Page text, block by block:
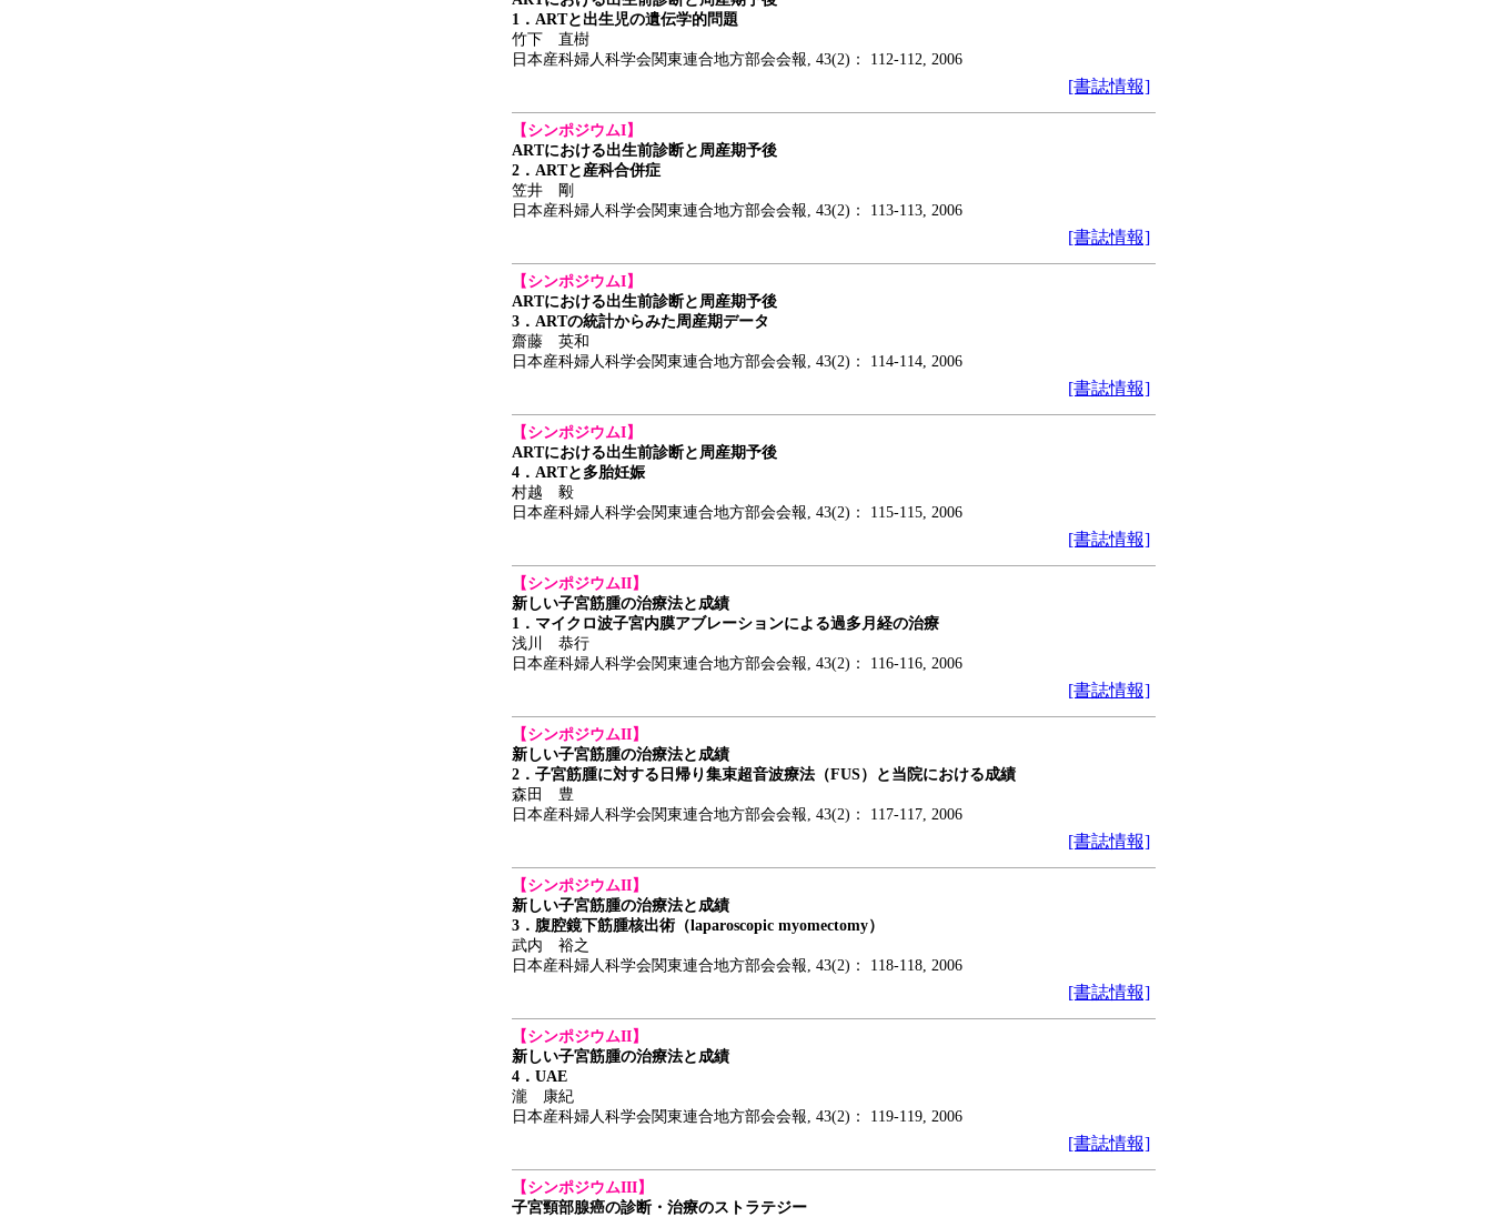
1．ARTと出生児の遺伝学的問題
竹下 直樹
日本産科婦人科学会関東連合地方部会会報, 43(2)： 112-112, 2006
[書誌情報]
【シンポジウムI】
ARTにおける出生前診断と周産期予後
2．ARTと産科合併症
笠井 剛
日本産科婦人科学会関東連合地方部会会報, 43(2)： 113-113, 2006
[書誌情報]
【シンポジウムI】
ARTにおける出生前診断と周産期予後
3．ARTの統計からみた周産期データ
齋藤 英和
日本産科婦人科学会関東連合地方部会会報, 43(2)： 114-114, 2006
[書誌情報]
【シンポジウムI】
ARTにおける出生前診断と周産期予後
4．ARTと多胎妊娠
村越 毅
日本産科婦人科学会関東連合地方部会会報, 43(2)： 115-115, 2006
[書誌情報]
【シンポジウムII】
新しい子宮筋腫の治療法と成績
1．マイクロ波子宮内膜アブレーションによる過多月経の治療
浅川 恭行
日本産科婦人科学会関東連合地方部会会報, 43(2)： 116-116, 2006
[書誌情報]
【シンポジウムII】
新しい子宮筋腫の治療法と成績
2．子宮筋腫に対する日帰り集束超音波療法（FUS）と当院における成績
森田 豊
日本産科婦人科学会関東連合地方部会会報, 43(2)： 117-117, 2006
[書誌情報]
【シンポジウムII】
新しい子宮筋腫の治療法と成績
3．腹腔鏡下筋腫核出術（laparoscopic myomectomy）
武内 裕之
日本産科婦人科学会関東連合地方部会会報, 43(2)： 118-118, 2006
[書誌情報]
【シンポジウムII】
新しい子宮筋腫の治療法と成績
4．UAE
瀧 康紀
日本産科婦人科学会関東連合地方部会会報, 43(2)： 119-119, 2006
[書誌情報]
【シンポジウムIII】
子宮頸部腺癌の診断・治療のストラテジー